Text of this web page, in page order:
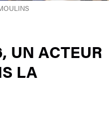
UN ACTEUR
LA